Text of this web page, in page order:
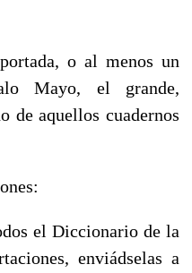
o al menos un
Mayo, el grande,
de aquellos cuadernos
el Diccionario de la
enviádselas a